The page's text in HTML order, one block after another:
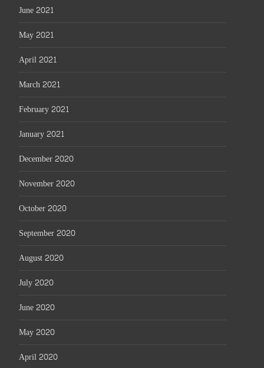
June 2021
May 2021
April 2021
March 2021
February 2021
January 2021
December 2020
November 2020
October 2020
September 2020
August 2020
July 2020
June 2020
May 2020
April 2020